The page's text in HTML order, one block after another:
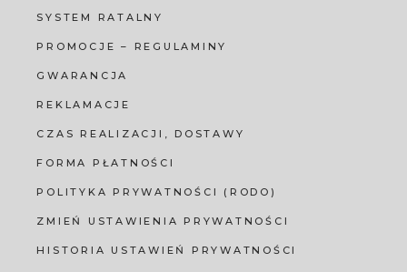
SYSTEM RATALNY
PROMOCJE – REGULAMINY
GWARANCJA
REKLAMACJE
CZAS REALIZACJI, DOSTAWY
FORMA PŁATNOŚCI
POLITYKA PRYWATNOŚCI (RODO)
ZMIEŃ USTAWIENIA PRYWATNOŚCI
HISTORIA USTAWIEŃ PRYWATNOŚCI